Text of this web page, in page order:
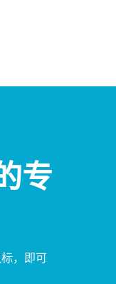
专
，即可